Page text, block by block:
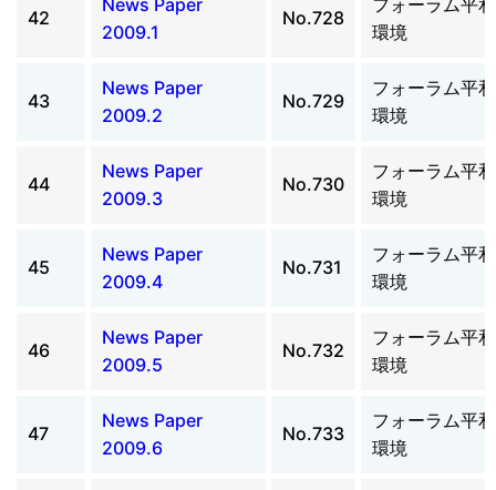
42
2009.1
No.728
環境
43
News Paper
2009.2
No.729
フォーラム平
環境
44
News Paper
2009.3
No.730
フォーラム平
環境
45
News Paper
2009.4
No.731
フォーラム平
環境
46
News Paper
2009.5
No.732
フォーラム平
環境
47
News Paper
2009.6
No.733
フォーラム平
環境